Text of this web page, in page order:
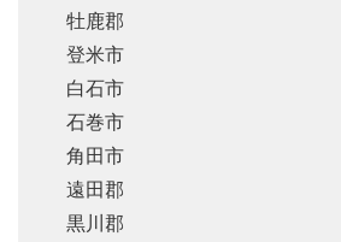
牡鹿郡
登米市
白石市
石巻市
角田市
遠田郡
黒川郡